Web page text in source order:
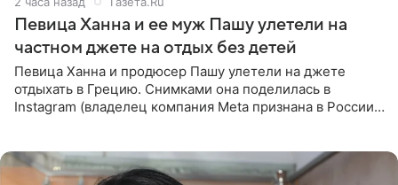
Певица Ханна и ее муж Пашу улетели на
частном джете на отдых без детей
Певица Ханна и продюсер Пашу улетели на джете
отдыхать в Грецию. Снимками она поделилась в
Instagram (владелец компания Meta признана в России